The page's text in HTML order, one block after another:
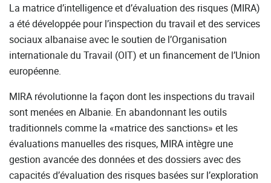
La matrice d’intelligence et d’évaluation des risques (MIRA)
a été développée pour l’inspection du travail et des services
sociaux albanaise avec le soutien de l’Organisation
internationale du Travail (OIT) et un financement de l’Union
européenne.
MIRA révolutionne la façon dont les inspections du travail
sont menées en Albanie. En abandonnant les outils
traditionnels comme la «matrice des sanctions» et les
évaluations manuelles des risques, MIRA intègre une
gestion avancée des données et des dossiers avec des
capacités d’évaluation des risques basées sur l’exploration